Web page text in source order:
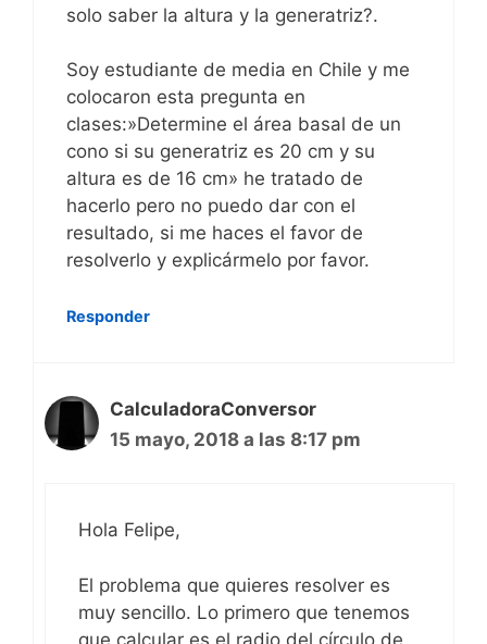
solo saber la altura y la generatriz?.
Soy estudiante de media en Chile y me
colocaron esta pregunta en
clases:»Determine el área basal de un
cono si su generatriz es 20 cm y su
altura es de 16 cm» he tratado de
hacerlo pero no puedo dar con el
resultado, si me haces el favor de
resolverlo y explicármelo por favor.
Responder
CalculadoraConversor
15 mayo, 2018 a las 8:17 pm
Hola Felipe,
El problema que quieres resolver es
muy sencillo. Lo primero que tenemos
que calcular es el radio del círculo de